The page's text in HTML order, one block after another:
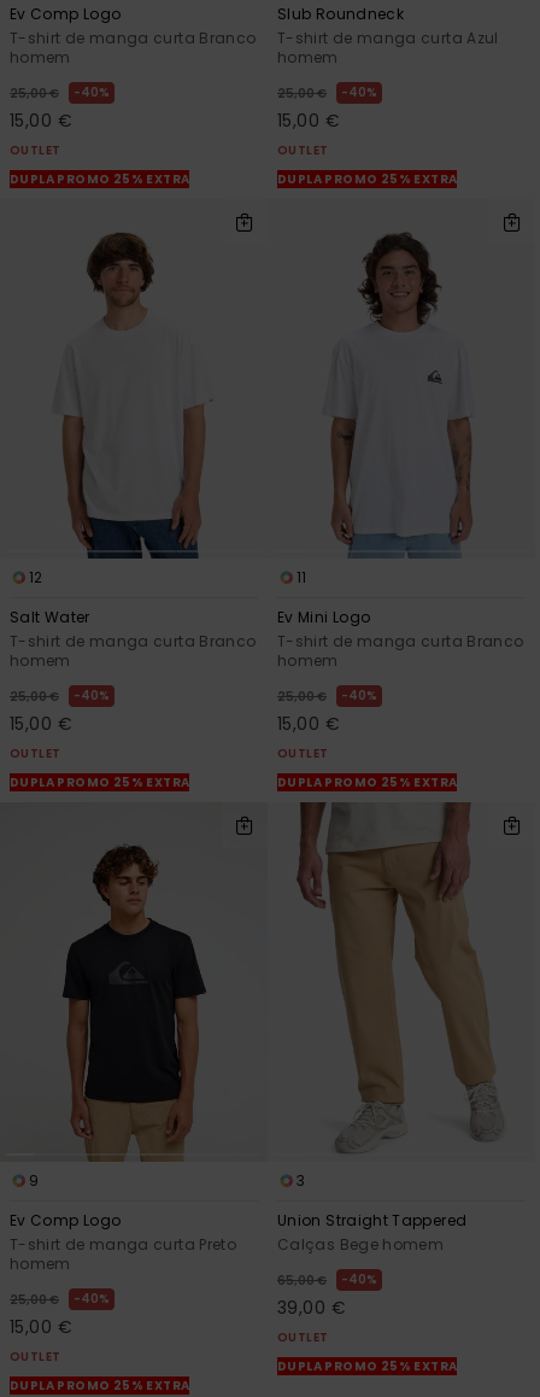
Ev Comp Logo
T-shirt de manga curta Branco
homem
25,00 € 40%
15,00 €
OUTLET
DUPLA PROMO 25% EXTRA
Slub Roundneck
T-shirt de manga curta Azul
homem
25,00 € 40%
15,00 €
OUTLET
DUPLA PROMO 25% EXTRA
12
Salt Water
T-shirt de manga curta Branco
homem
25,00 € 40%
15,00 €
OUTLET
DUPLA PROMO 25% EXTRA
11
Ev Mini Logo
T-shirt de manga curta Branco
homem
25,00 € 40%
15,00 €
OUTLET
DUPLA PROMO 25% EXTRA
9
Ev Comp Logo
T-shirt de manga curta Preto
homem
25,00 € 40%
15,00 €
OUTLET
DUPLA PROMO 25% EXTRA
3
Union Straight Tappered
Calças Bege homem
65,00 € 40%
39,00 €
OUTLET
DUPLA PROMO 25% EXTRA